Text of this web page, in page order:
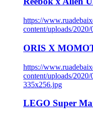
https://
content/uploads/
ORIS X
https://
content/uploads/
335x256.jpg
LEGO Super